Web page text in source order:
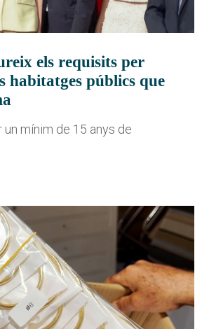
els requisits per
habitatges públics que
un mínim de 15 anys de